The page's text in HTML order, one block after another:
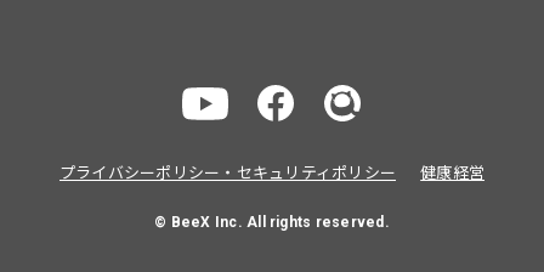
プライバシーポリシー・セキュリティポリシー 健康経営
© BeeX Inc. All rights reserved.